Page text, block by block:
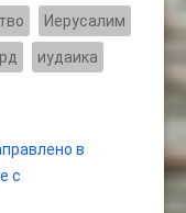
Иерусалим
иудаика
в
с